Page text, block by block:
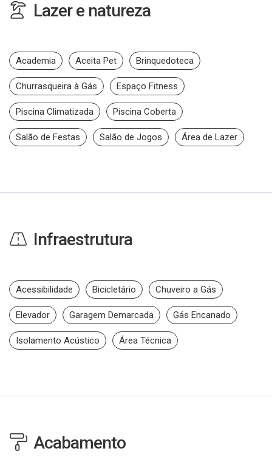
Lazer e natureza
Academia Aceita Pet Brinquedoteca
Churrasqueira à Gás Espaço Fitness
Piscina Climatizada Piscina Coberta
Salão de Festas Salão de Jogos Área de Lazer
Infraestrutura
Acessibilidade Bicicletário Chuveiro a Gás
Elevador Garagem Demarcada Gás Encanado
Isolamento Acústico Área Técnica
Acabamento